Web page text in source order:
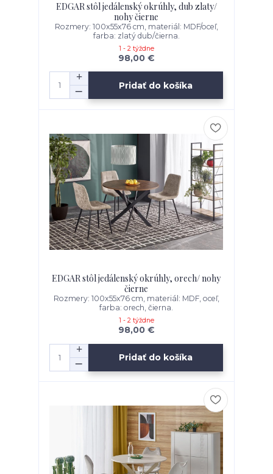
EDGAR stôl jedálenský okrúhly, dub zlaty/
nohy čierne
Rozmery: 100x55x76 cm, materiál: MDF/oceľ,
farba: zlatý dub/čierna.
98,00 €
1 - 2 týždne
Pridať do košíka
EDGAR stôl jedálenský okrúhly, orech/ nohy
čierne
Rozmery: 100x55x76 cm, materiál: MDF, oceľ,
farba: orech, čierna.
98,00 €
1 - 2 týždne
Pridať do košíka